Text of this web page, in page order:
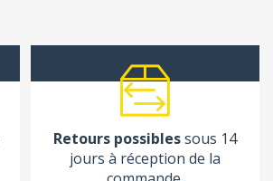
Retours possiblessous 14
jours à réception de la